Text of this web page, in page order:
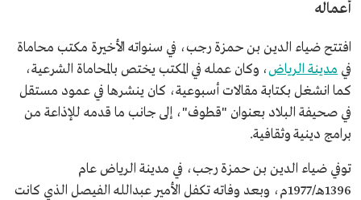
أعماله
افتتح ضياء الدين بن حمزة رجب، في سنواته الأخيرة مكتب محاماة
في مدينة الرياض، وكان عمله في المكتب يختص بالمحاماة الشرعية،
كما انشغل بكتابة مقالات أسبوعية، كان ينشرها في عمود مستقل
في صحيفة البلاد بعنوان "قطوف"، إلى جانب ما قدمه للإذاعة من
برامج دينية وثقافية.
توفي ضياء الدين بن حمزة رجب، في مدينة الرياض عام
1396هـ/1977م، وبعد وفاته تكفل الأمير عبدالله الفيصل الذي كانت